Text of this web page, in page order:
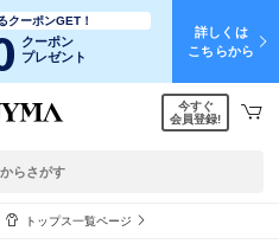
クーポンGET！
クーポン
プレゼント
詳しくは
こちらから
今すぐ
会員登録!
トップス一覧ページ